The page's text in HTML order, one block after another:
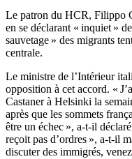
Le patron du HCR, Filippo
en se déclarant « inquiet »
sauvetage » des migrants
centrale.
Le ministre de l’Intérieur
opposition à cet accord. «
Castaner à Helsinki la
après que les sommets
être un échec », a-t-il
reçoit pas d’ordres », a-t-il
discuter des immigrés,